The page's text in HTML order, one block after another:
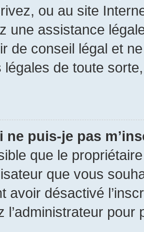
ou au site
une assistance
de conseil légal et
légales de toute
ne puis-je pas
que le
que vous
avoir désactivé
l’administrateur